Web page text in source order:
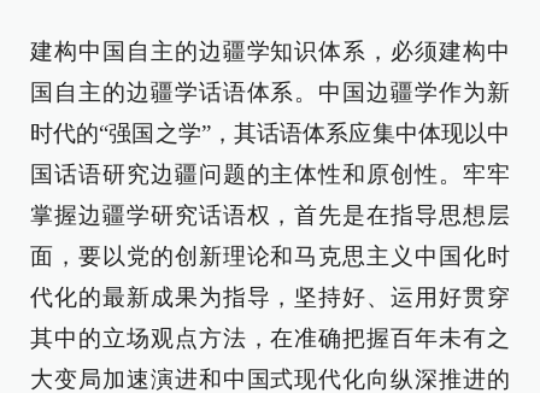
建构中国自主的边疆学知识体系，必须建构中
国自主的边疆学话语体系。中国边疆学作为新
时代的“强国之学”，其话语体系应集中体现以中
国话语研究边疆问题的主体性和原创性。牢牢
掌握边疆学研究话语权，首先是在指导思想层
面，要以党的创新理论和马克思主义中国化时
代化的最新成果为指导，坚持好、运用好贯穿
其中的立场观点方法，在准确把握百年未有之
大变局加速演进和中国式现代化向纵深推进的